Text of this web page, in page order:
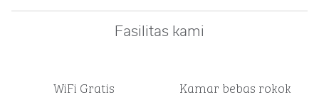
Fasilitas kami
WiFi Gratis Kamar bebas rokok